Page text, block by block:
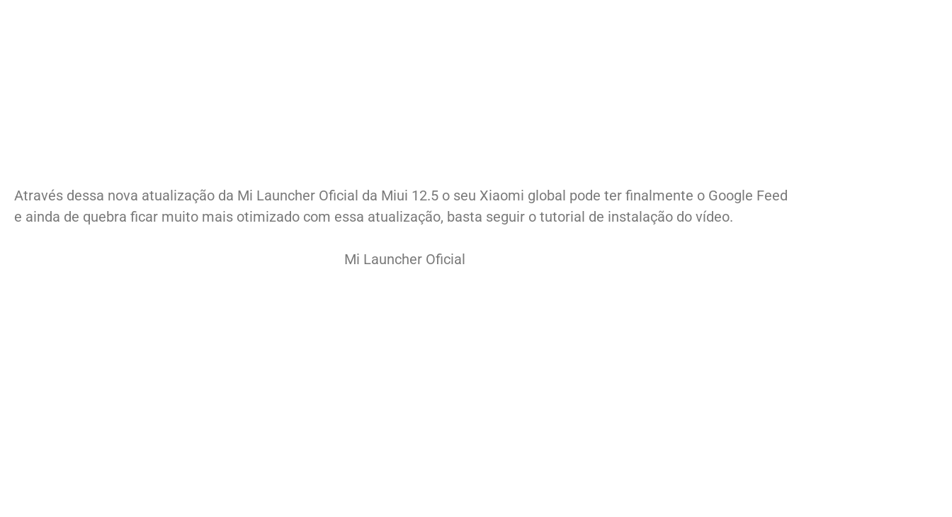
Através dessa nova atualização da Mi Launcher Oficial da Miui 12.5 o seu Xiaomi global pode ter finalmente o Google Feed
e ainda de quebra ficar muito mais otimizado com essa atualização, basta seguir o tutorial de instalação do vídeo.
Mi Launcher Oficial